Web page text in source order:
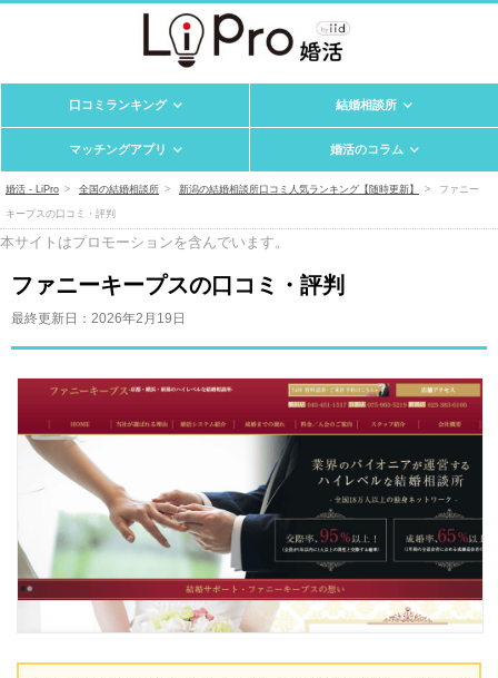
口コミランキング 結婚相談所
マッチングアプリ 婚活のコラム
婚活 - LiPro 全国の結婚相談所 新潟の結婚相談所口コミ人気ランキング【随時更新】 ファニー
キープスの口コミ・評判
本サイトはプロモーションを含んでいます。
ファニーキープスの口コミ・評判
最終更新日： 2026年2月19日